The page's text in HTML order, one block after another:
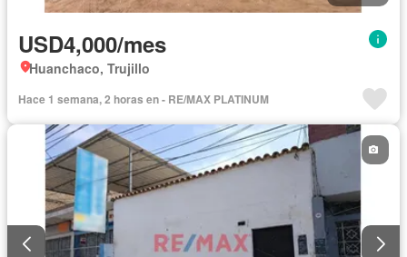
USD4,000/mes
Huanchaco, Trujillo
Hace 1 semana, 2 horas en - RE/MAX PLATINUM